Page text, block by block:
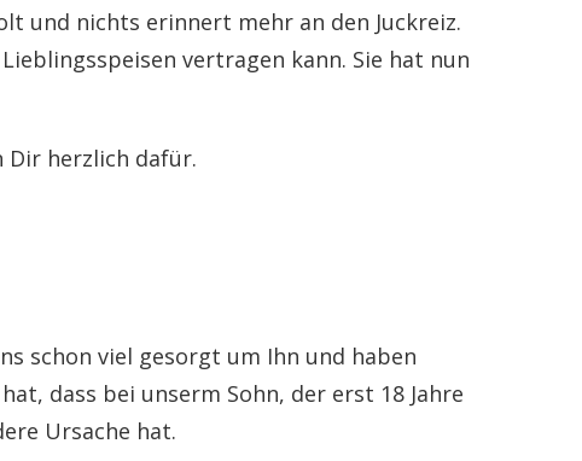
und nichts erinnert mehr an den Juckreiz.
vertragen kann. Sie hat nun
Dir herzlich dafür.
schon viel gesorgt um Ihn und haben
dass bei unserm Sohn, der erst 18 Jahre
Ursache hat.